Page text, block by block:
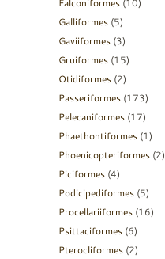
Falconiformes (10)
Galliformes (5)
Gaviiformes (3)
Gruiformes (15)
Otidiformes (2)
Passeriformes (173)
Pelecaniformes (17)
Phaethontiformes (1)
Phoenicopteriformes (2)
Piciformes (4)
Podicipediformes (5)
Procellariiformes (16)
Psittaciformes (6)
Pterocliformes (2)